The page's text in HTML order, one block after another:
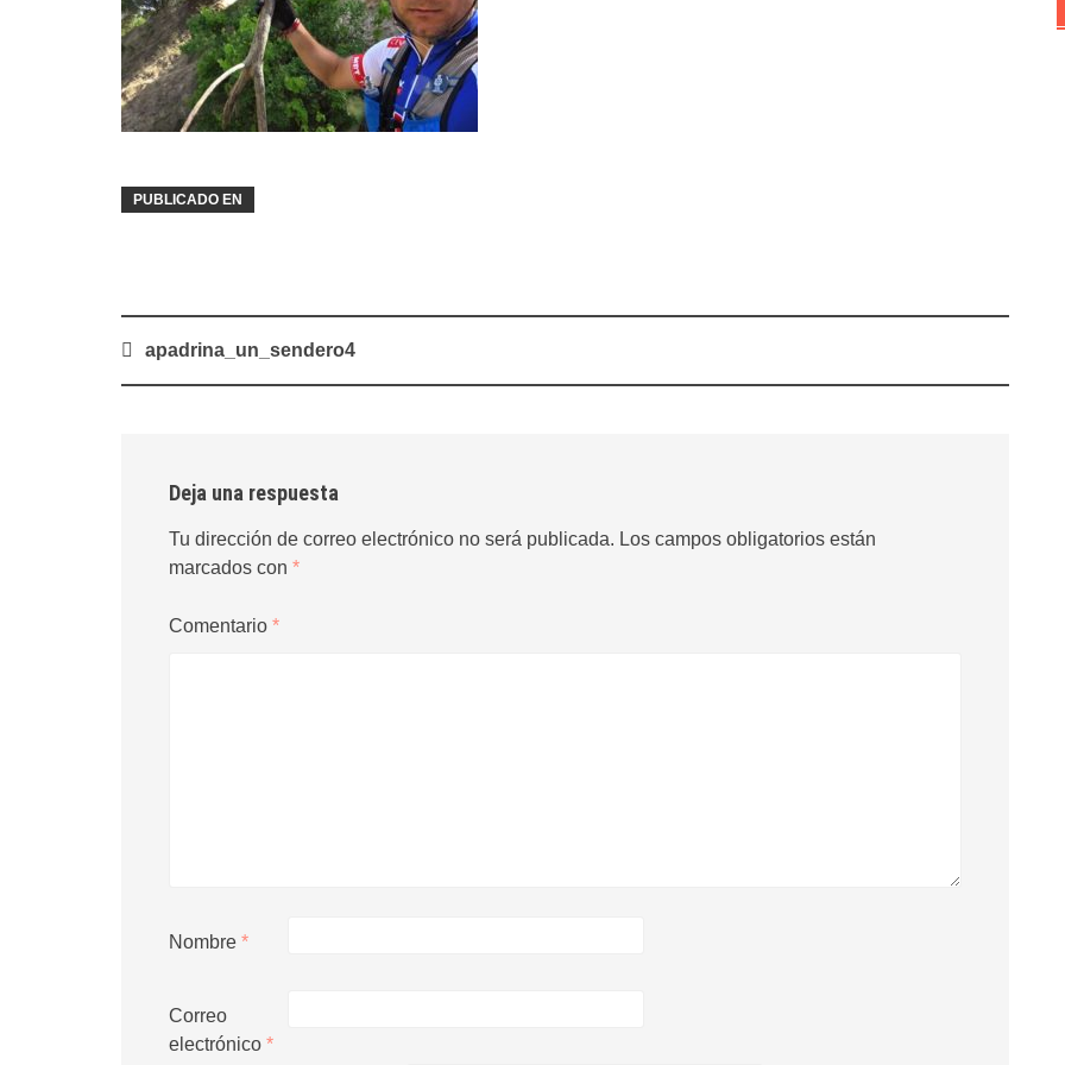
PUBLICADO EN
Navegación
apadrina_un_sendero4
Deja una respuesta
Tu dirección de correo electrónico no será publicada. Los campos obligatorios están
marcados con *
Comentario *
Nombre *
Correo
electrónico *